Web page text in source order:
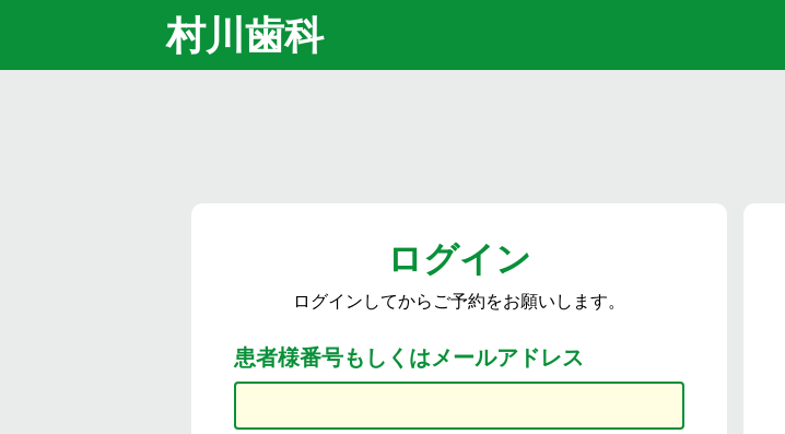
村川歯科
ログイン
ログインしてからご予約をお願いします。
患者様番号もしくはメールアドレス